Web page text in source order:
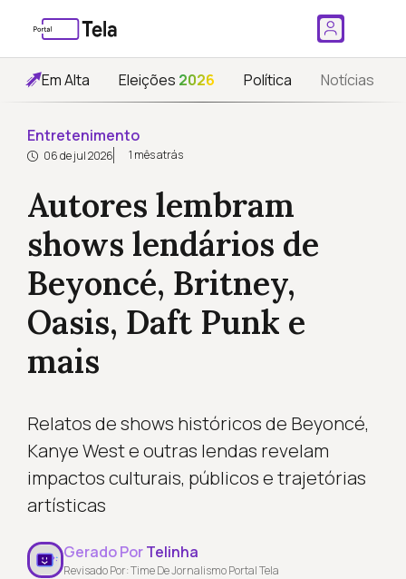
Em Alta Eleições 2026 Política Notícias
Entretenimento
06 de jul 2026 1 mês atrás
Autores lembram
shows lendários de
Beyoncé, Britney,
Oasis, Daft Punk e
mais
Relatos de shows históricos de Beyoncé,
Kanye West e outras lendas revelam
impactos culturais, públicos e trajetórias
artísticas
Gerado PorTelinha
Revisado Por: Time De Jornalismo Portal Tela